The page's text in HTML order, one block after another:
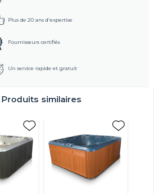
Plus de 20 ans d'expertise
Fournisseurs certifiés
Un service rapide et gratuit
Produits similaires